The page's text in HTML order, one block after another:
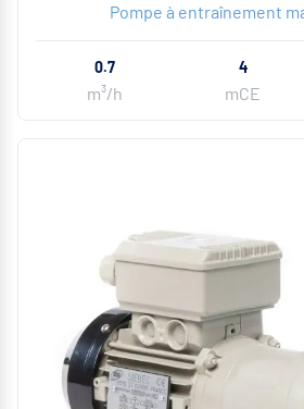
Pompe à entraînement
0.7
m³/h
4
mCE